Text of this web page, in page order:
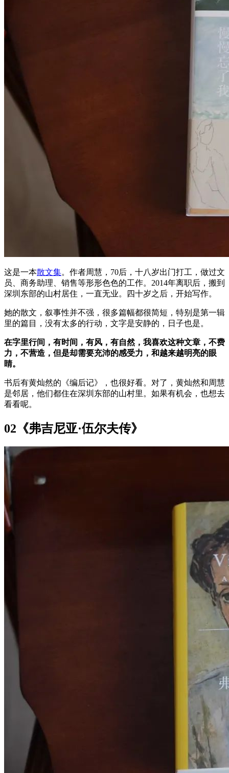
这是一本散文集。作者周慧，70后，十八岁出门打工，做过文
员、商务助理、销售等形形色色的工作。2014年离职后，搬到
深圳东部的山村居住，一直无业。四十岁之后，开始写作。
她的散文，叙事性并不强，很多篇幅都很简短，特别是第一辑
里的篇目，没有太多的行动，文字是安静的，日子也是。
在字里行间，有时间，有风，有自然，我喜欢这种文章，不费
力，不营造，但是却需要充沛的感受力，和越来越明亮的眼
睛。
书后有黄灿然的《编后记》，也很好看。对了，黄灿然和周慧
是邻居，他们都住在深圳东部的山村里。如果有机会，也想去
看看呢。
02《弗吉尼亚·伍尔夫传》